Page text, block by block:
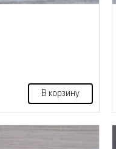
В корзину